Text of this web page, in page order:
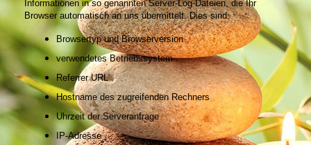
Informationen in so genannten Server-Log-Dateien, die Ihr
Browser automatisch an uns übermittelt. Dies sind:
Browsertyp und Browserversion
verwendetes Betriebssystem
Referrer URL
Hostname des zugreifenden Rechners
Uhrzeit der Serveranfrage
IP-Adresse